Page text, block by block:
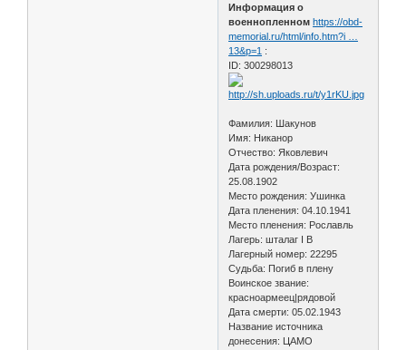
Информация о
военнопленном https://obd-
memorial.ru/html/info.htm?i …
13&p=1 :
ID: 300298013
Фамилия: Шакунов
Имя: Никанор
Отчество: Яковлевич
Дата рождения/Возраст:
25.08.1902
Место рождения: Ушинка
Дата пленения: 04.10.1941
Место пленения: Рославль
Лагерь: шталаг I B
Лагерный номер: 22295
Судьба: Погиб в плену
Воинское звание:
красноармеец|рядовой
Дата смерти: 05.02.1943
Название источника
донесения: ЦАМО